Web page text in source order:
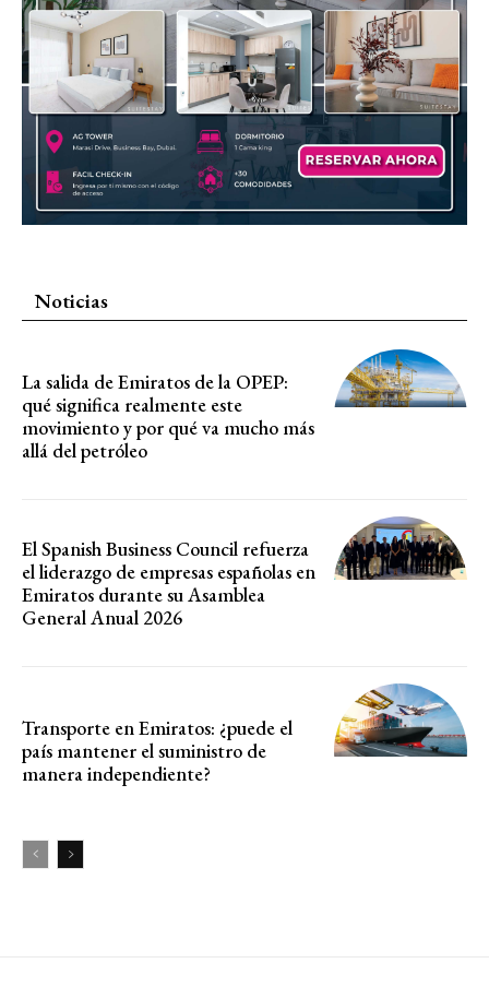
Noticias
La salida de Emiratos de la OPEP:
qué significa realmente este
movimiento y por qué va mucho más
allá del petróleo
El Spanish Business Council refuerza
el liderazgo de empresas españolas en
Emiratos durante su Asamblea
General Anual 2026
Transporte en Emiratos: ¿puede el
país mantener el suministro de
manera independiente?